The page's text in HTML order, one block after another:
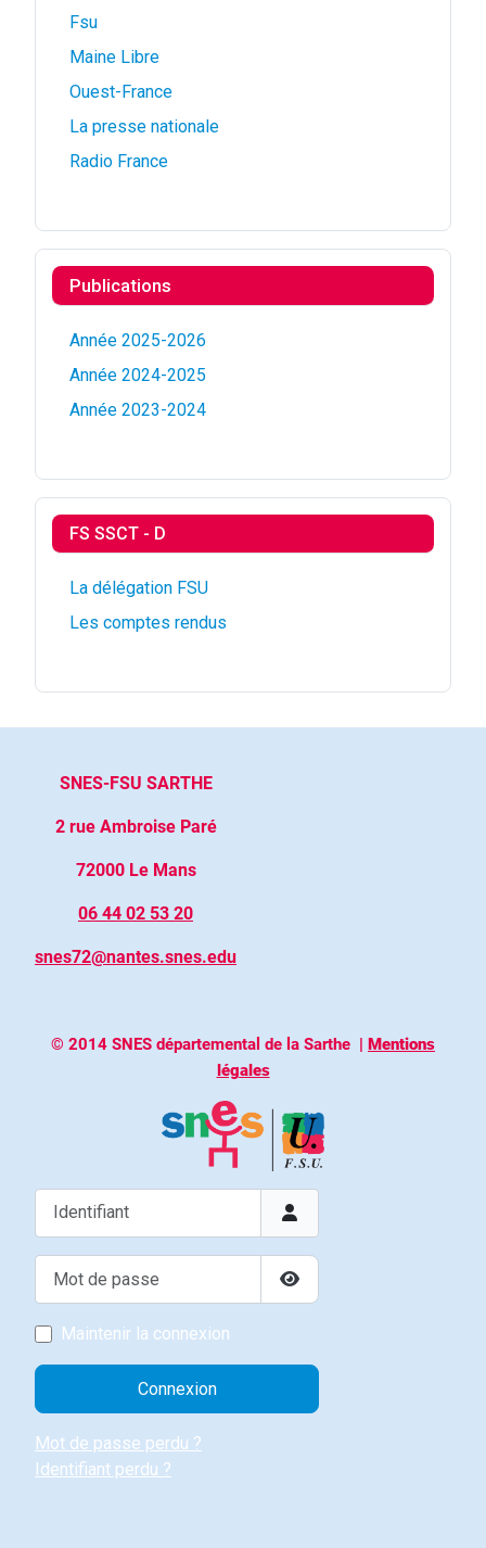
Fsu
Maine Libre
Ouest-France
La presse nationale
Radio France
Publications
Année 2025-2026
Année 2024-2025
Année 2023-2024
FS SSCT - D
La délégation FSU
Les comptes rendus
SNES-FSU SARTHE
2 rue Ambroise Paré
72000 Le Mans
06 44 02 53 20
snes72@nantes.snes.edu
© 2014 SNES départemental de la Sarthe | Mentions
légales
Identifiant
Afficher le mot de passe
Maintenir la connexion
Connexion
Mot de passe perdu ?
Identifiant perdu ?